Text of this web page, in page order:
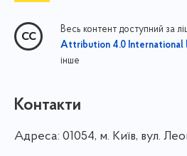
Весь контент доступний за
Attribution 4.0 International
інше
Контакти
Адреса: 01054, м. Київ, вул.